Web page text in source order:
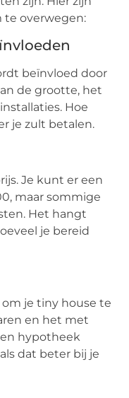
overwegen:
beïnvloed door
de grootte, het
Hoe
je zult betalen.
Je kunt er een
maar sommige
Het hangt
je bereid
je tiny house te
en het met
hypotheek
dat beter bij je